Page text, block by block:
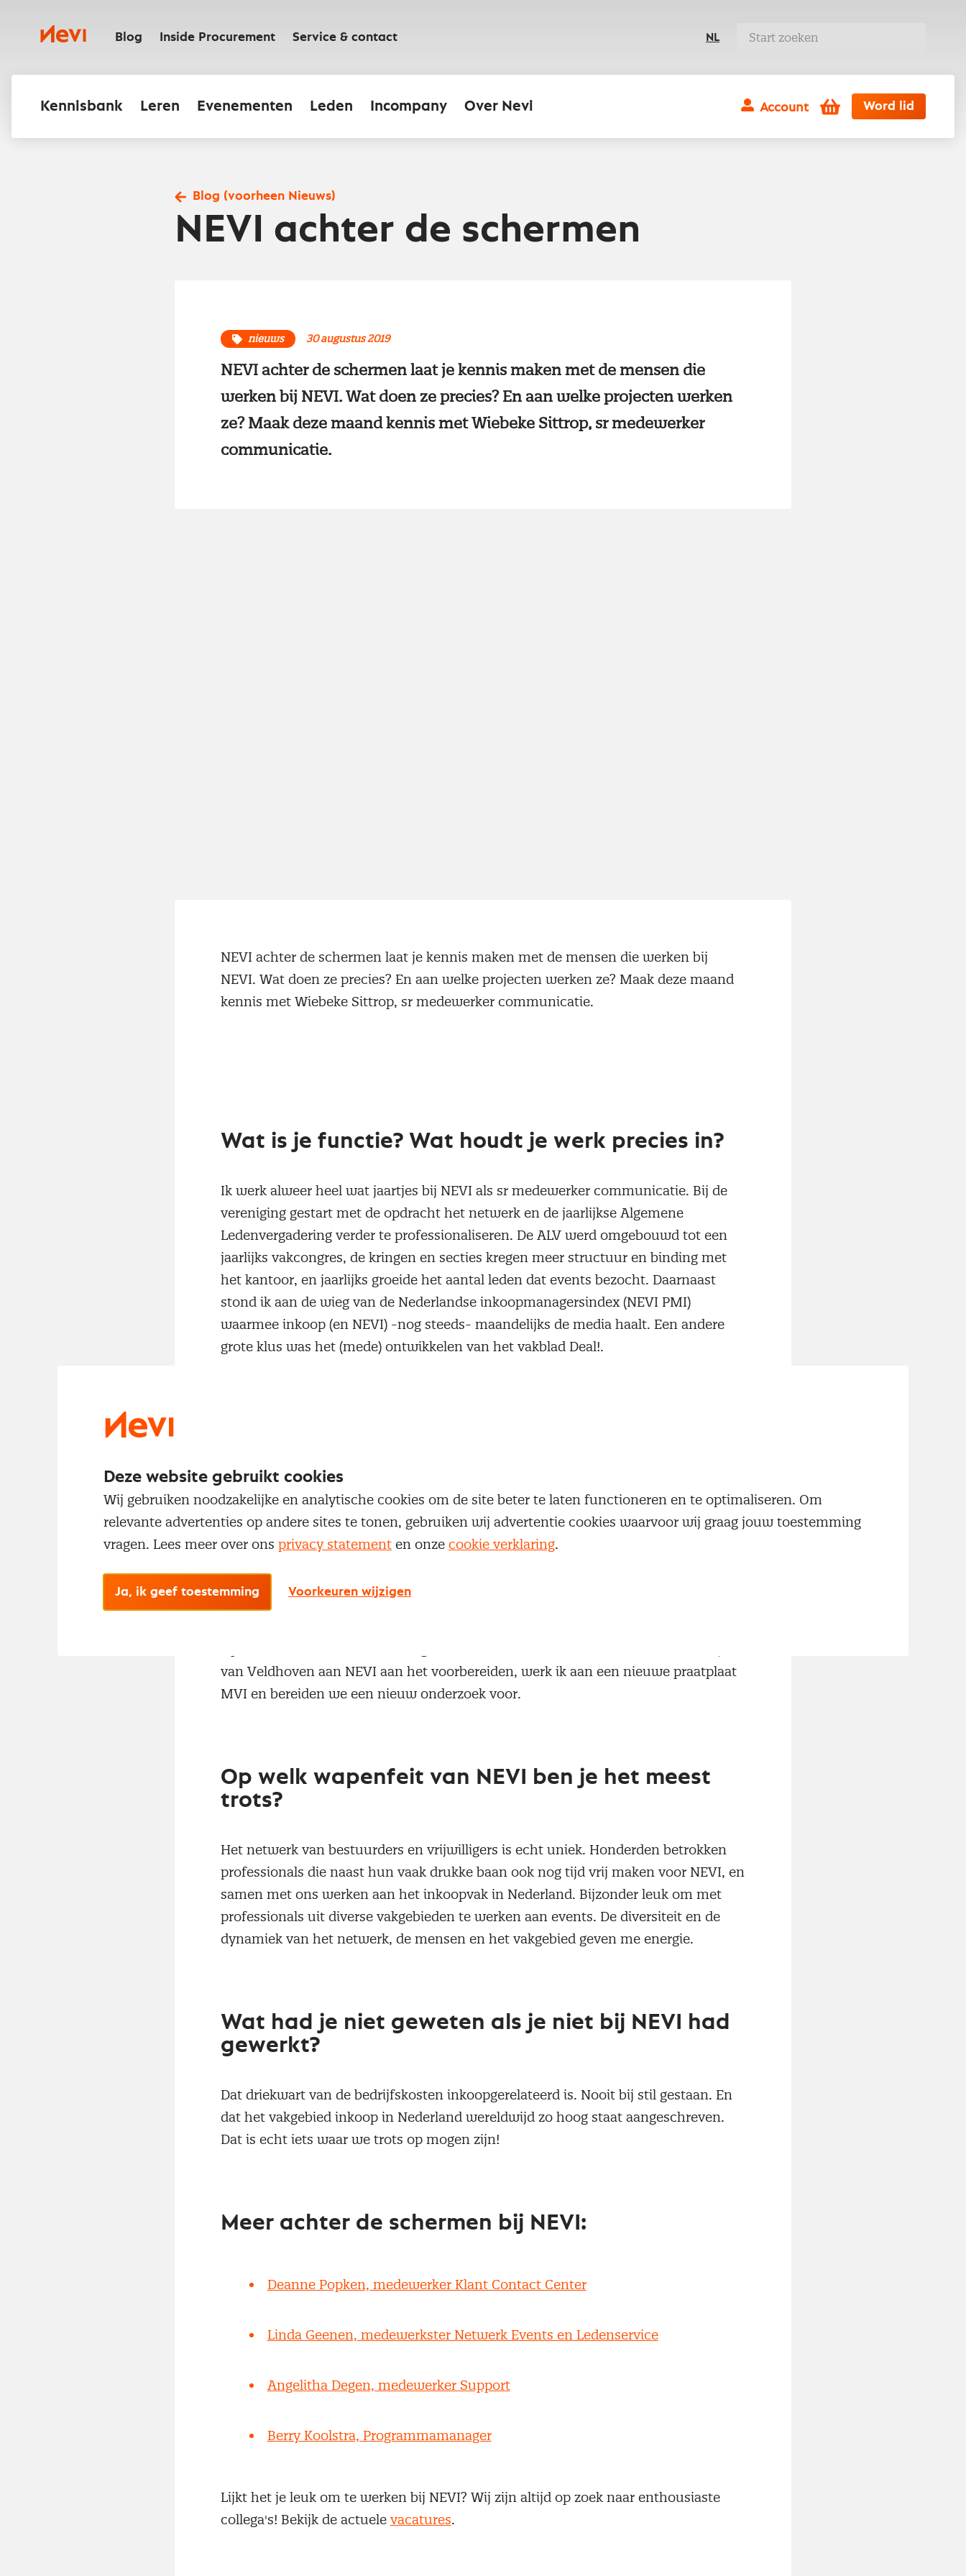
inhoudNevi Blog Inside Procurement Service & contact NL
Kennisbank Leren Evenementen Leden Incompany Over Nevi Account Winkelwagen
Word lid
Blog (voorheen Nieuws)
NEVI achter de schermen
nieuws 30 augustus 2019
NEVI achter de schermen laat je kennis maken met de mensen die
werken bij NEVI. Wat doen ze precies? En aan welke projecten werken
ze? Maak deze maand kennis met Wiebeke Sittrop, sr medewerker
communicatie.
NEVI achter de schermen laat je kennis maken met de mensen die werken bij
NEVI. Wat doen ze precies? En aan welke projecten werken ze? Maak deze maand
kennis met Wiebeke Sittrop, sr medewerker communicatie.
Wat is je functie? Wat houdt je werk precies in?
Ik werk alweer heel wat jaartjes bij NEVI als sr medewerker communicatie. Bij de
vereniging gestart met de opdracht het netwerk en de jaarlijkse Algemene
Ledenvergadering verder te professionaliseren. De ALV werd omgebouwd tot een
jaarlijks vakcongres, de kringen en secties kregen meer structuur en binding met
het kantoor, en jaarlijks groeide het aantal leden dat events bezocht. Daarnaast
stond ik aan de wieg van de Nederlandse inkoopmanagersindex (NEVI PMI)
waarmee inkoop (en NEVI) -nog steeds- maandelijks de media haalt. Een andere
grote klus was het (mede) ontwikkelen van het vakblad Deal!.
bijvoorbeeld aan infographics, praatplaten, whitepapers, testimonials, onderzoeken
en artikelen. Met een speciale focus op Maatschappelijk Verantwoord Inkopen en
de Publieke sector als doelgroep.
Waar ben je nu mee bezig?
van Veldhoven aan NEVI aan het voorbereiden, werk ik aan een nieuwe praatplaat
MVI en bereiden we een nieuw onderzoek voor.
Op welk wapenfeit van NEVI ben je het meest
trots?
Het netwerk van bestuurders en vrijwilligers is echt uniek. Honderden betrokken
professionals die naast hun vaak drukke baan ook nog tijd vrij maken voor NEVI, en
samen met ons werken aan het inkoopvak in Nederland. Bijzonder leuk om met
professionals uit diverse vakgebieden te werken aan events. De diversiteit en de
dynamiek van het netwerk, de mensen en het vakgebied geven me energie.
Wat had je niet geweten als je niet bij NEVI had
gewerkt?
Dat driekwart van de bedrijfskosten inkoopgerelateerd is. Nooit bij stil gestaan. En
dat het vakgebied inkoop in Nederland wereldwijd zo hoog staat aangeschreven.
Dat is echt iets waar we trots op mogen zijn!
Meer achter de schermen bij NEVI:
Deanne Popken, medewerker Klant Contact Center
Linda Geenen, medewerkster Netwerk Events en Ledenservice
Angelitha Degen, medewerker Support
Berry Koolstra, Programmamanager
Lijkt het je leuk om te werken bij NEVI? Wij zijn altijd op zoek naar enthousiaste
collega's! Bekijk de actuele vacatures.
Deze website gebruikt cookies
Wij gebruiken noodzakelijke en analytische cookies om de site beter te laten functioneren en te optimaliseren. Om
relevante advertenties op andere sites te tonen, gebruiken wij advertentie cookies waarvoor wij graag jouw toestemming
vragen. Lees meer over ons privacy statement en onze cookie verklaring.
Ja, ik geef toestemming Voorkeuren wijzigen